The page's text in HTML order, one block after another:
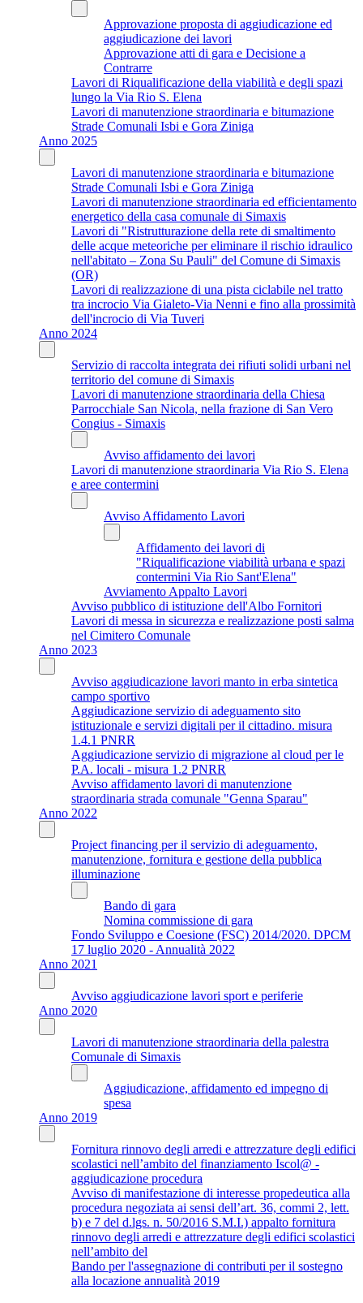
Approvazione proposta di aggiudicazione ed
aggiudicazione dei lavori
Approvazione atti di gara e Decisione a
Contrarre
Lavori di Riqualificazione della viabilità e degli spazi
lungo la Via Rio S. Elena
Lavori di manutenzione straordinaria e bitumazione
Strade Comunali Isbi e Gora Ziniga
Anno 2025
Lavori di manutenzione straordinaria e bitumazione
Strade Comunali Isbi e Gora Ziniga
Lavori di manutenzione straordinaria ed efficientamento
energetico della casa comunale di Simaxis
Lavori di "Ristrutturazione della rete di smaltimento
delle acque meteoriche per eliminare il rischio idraulico
nell'abitato – Zona Su Pauli" del Comune di Simaxis
(OR)
Lavori di realizzazione di una pista ciclabile nel tratto
tra incrocio Via Gialeto-Via Nenni e fino alla prossimità
dell'incrocio di Via Tuveri
Anno 2024
Servizio di raccolta integrata dei rifiuti solidi urbani nel
territorio del comune di Simaxis
Lavori di manutenzione straordinaria della Chiesa
Parrocchiale San Nicola, nella frazione di San Vero
Congius - Simaxis
Avviso affidamento dei lavori
Lavori di manutenzione straordinaria Via Rio S. Elena
e aree contermini
Avviso Affidamento Lavori
Affidamento dei lavori di
"Riqualificazione viabilità urbana e spazi
contermini Via Rio Sant'Elena"
Avviamento Appalto Lavori
Avviso pubblico di istituzione dell'Albo Fornitori
Lavori di messa in sicurezza e realizzazione posti salma
nel Cimitero Comunale
Anno 2023
Avviso aggiudicazione lavori manto in erba sintetica
campo sportivo
Aggiudicazione servizio di adeguamento sito
istituzionale e servizi digitali per il cittadino. misura
1.4.1 PNRR
Aggiudicazione servizio di migrazione al cloud per le
P.A. locali - misura 1.2 PNRR
Avviso affidamento lavori di manutenzione
straordinaria strada comunale "Genna Sparau"
Anno 2022
Project financing per il servizio di adeguamento,
manutenzione, fornitura e gestione della pubblica
illuminazione
Bando di gara
Nomina commissione di gara
Fondo Sviluppo e Coesione (FSC) 2014/2020. DPCM
17 luglio 2020 - Annualità 2022
Anno 2021
Avviso aggiudicazione lavori sport e periferie
Anno 2020
Lavori di manutenzione straordinaria della palestra
Comunale di Simaxis
Aggiudicazione, affidamento ed impegno di
spesa
Anno 2019
Fornitura rinnovo degli arredi e attrezzature degli edifici
scolastici nell’ambito del finanziamento Iscol@ -
aggiudicazione procedura
Avviso di manifestazione di interesse propedeutica alla
procedura negoziata ai sensi dell’art. 36, commi 2, lett.
b) e 7 del d.lgs. n. 50/2016 S.M.I.) appalto fornitura
rinnovo degli arredi e attrezzature degli edifici scolastici
nell’ambito del
Bando per l'assegnazione di contributi per il sostegno
alla locazione annualità 2019